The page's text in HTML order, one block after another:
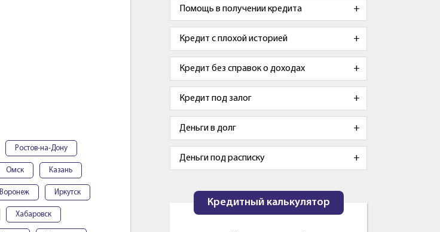
Ростов-на-Дону
Омск Казань
Воронеж Иркутск
Хабаровск
Помощь в получении кредита
Кредит с плохой историей
Кредит без справок о доходах
Кредит под залог
Деньги в долг
Деньги под расписку
Кредитный калькулятор